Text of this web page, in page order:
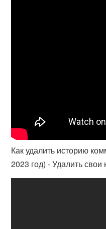
Как удалить историю
2023 год) - Удалить